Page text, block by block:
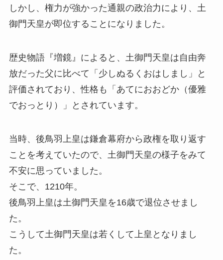
しかし、権力が強かった通親の政治力により、土
御門天皇が即位することになりました。
歴史物語『増鏡』によると、土御門天皇は自由奔
放だった父に比べて「少しぬるくおはしまし」と
評価されており、性格も「あてにおおどか（優雅
でおっとり）」とされています。
当時、後鳥羽上皇は鎌倉幕府から政権を取り返す
ことを考えていたので、土御門天皇の様子をみて
不安に思っていました。
そこで、1210年。
後鳥羽上皇は土御門天皇を16歳で退位させまし
た。
こうして土御門天皇は若くして上皇となりまし
た。